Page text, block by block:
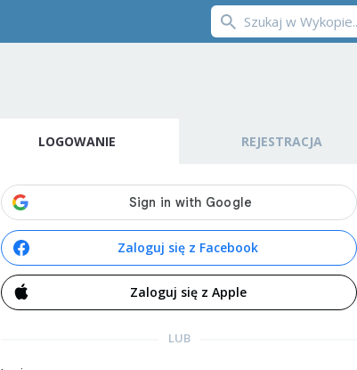
LOGOWANIE REJESTRACJA
Zaloguj się z Facebook
Zaloguj się z Apple
LUB